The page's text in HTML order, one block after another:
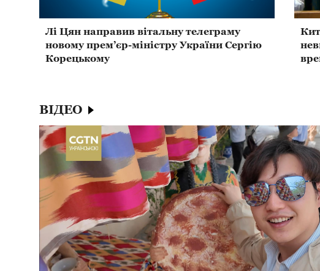
Лі Цян направив вітальну телеграму
новому прем’єр-міністру України Сергію
Корецькому
ВІДЕО